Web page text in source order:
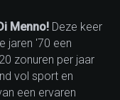
Menno!Deze keer
jaren '70 een
zonuren per jaar
vol sport en
een ervaren